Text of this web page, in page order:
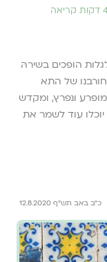
הופכים בשירהּ
של התא
ונפרץ, ומקדש
עוד לשמר את
כ"ב באב תש"ף 12.8.2020